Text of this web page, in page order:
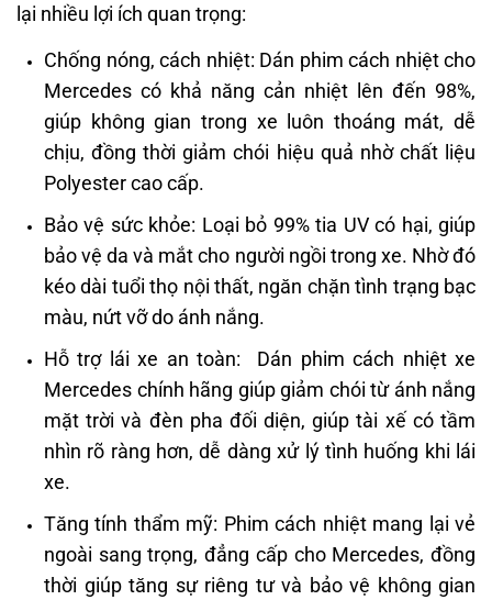
lại nhiều lợi ích quan trọng:
Chống nóng, cách nhiệt: Dán phim cách nhiệt cho
Mercedes có khả năng cản nhiệt lên đến 98%,
giúp không gian trong xe luôn thoáng mát, dễ
chịu, đồng thời giảm chói hiệu quả nhờ chất liệu
Polyester cao cấp.
Bảo vệ sức khỏe: Loại bỏ 99% tia UV có hại, giúp
bảo vệ da và mắt cho người ngồi trong xe. Nhờ đó
kéo dài tuổi thọ nội thất, ngăn chặn tình trạng bạc
màu, nứt vỡ do ánh nắng.
Hỗ trợ lái xe an toàn: Dán phim cách nhiệt xe
Mercedes chính hãng giúp giảm chói từ ánh nắng
mặt trời và đèn pha đối diện, giúp tài xế có tầm
nhìn rõ ràng hơn, dễ dàng xử lý tình huống khi lái
xe.
Tăng tính thẩm mỹ: Phim cách nhiệt mang lại vẻ
ngoài sang trọng, đẳng cấp cho Mercedes, đồng
thời giúp tăng sự riêng tư và bảo vệ không gian